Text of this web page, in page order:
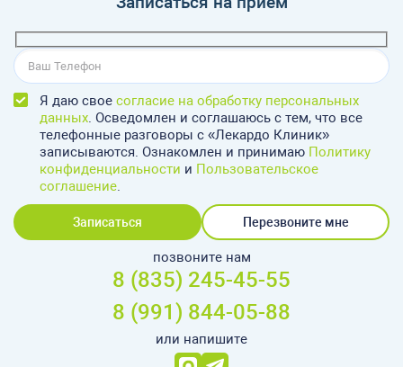
Я даю свое согласие на обработку персональных
данных. Осведомлен и соглашаюсь с тем, что все
телефонные разговоры с «Лекардо Клиник»
записываются. Ознакомлен и принимаю Политику
конфиденциальности и Пользовательское
соглашение.
Записаться Перезвоните мне
позвоните нам
8 (835) 245-45-55
8 (991) 844-05-88
или напишите